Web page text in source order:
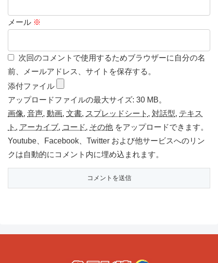
メール ※
次回のコメントで使用するためブラウザーに自分の名
前、メールアドレス、サイトを保存する。
添付ファイル
アップロードファイルの最大サイズ: 30 MB。
画像, 音声, 動画, 文書, スプレッドシート , 対話型, テキス
ト , アーカイブ, コード, その他 をアップロードできます。
Youtube、Facebook、Twitter および他サービスへのリン
クは自動的にコメント内に埋め込まれます。